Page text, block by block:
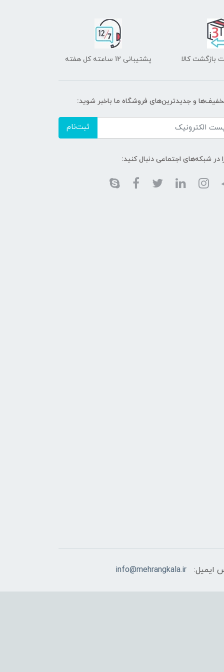
بازگشت کالا پشتیبانی 12 ساعته کل هفته
و جدیدترین‌های فروشگاه ما باخبر شوید:
ثبت‌نام
در شبکه‌های اجتماعی دنبال کنید:
ایمیل: info@mehrangkala.ir